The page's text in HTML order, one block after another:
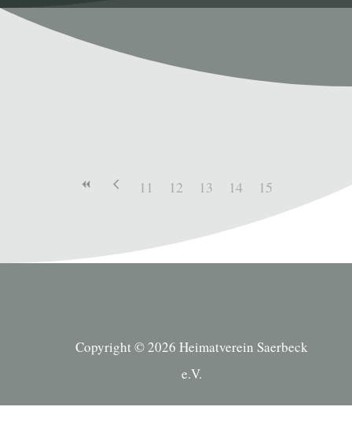
11 12 13 14 15
Copyright © 2026 Heimatverein Saerbeck
e.V.